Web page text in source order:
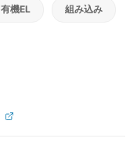
有機EL 組み込み